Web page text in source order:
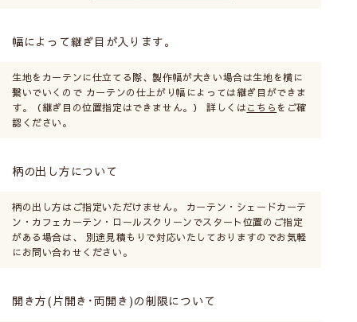
幅によって継ぎ目が入ります。
生地をカーテンに仕立てる際、製作幅が大きい場合は生地を横に
繋いでいくので カーテンの仕上がり幅によっては継ぎ目ができま
す。（継ぎ目の位置指定はできません。） 詳しくはこちら をご確
認ください。
柄の出し方について
柄の出し方はご指定いただけません。 カーテン・シェードカーテ
ン・カフェカーテン・ロールスクリーンでスタート位置のご指定
がある場合は、 別途見積もりで対応いたしておりますのでお気軽
にお問い合わせください。
開き方(片開き･両開き)の制限について